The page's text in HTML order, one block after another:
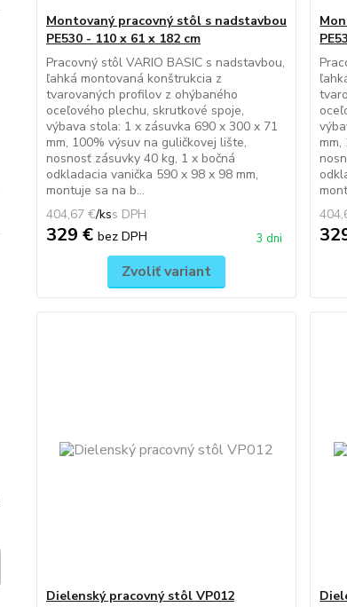
Montovaný pracovný stôl s nadstavbou
PE530 - 110 x 61 x 182 cm
Pracovný stôl VARIO BASIC s nadstavbou,
ľahká montovaná konštrukcia z
tvarovaných profilov z ohýbaného
oceľového plechu, skrutkové spoje,
výbava stola: 1 x zásuvka 690 x 300 x 71
mm, 100% výsuv na guličkovej lište,
nosnosť zásuvky 40 kg, 1 x bočná
odkladacia vanička 590 x 98 x 98 mm,
montuje sa na b...
404,67 €/ks
329 € bez DPH 3 dni
Zvoliť variant
Dielenský pracovný stôl VP012